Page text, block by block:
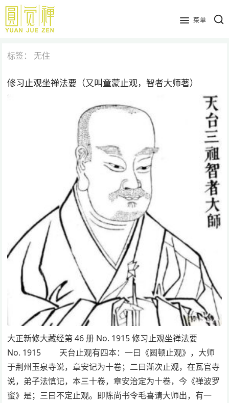
跳
主
内
菜单
标签： 无住
修习止观坐禅法要（又叫童蒙止观，智者大师著）
大正新修大藏经第 46 册 No. 1915 修习止观坐禅法要
No. 1915 天台止观有四本：一曰《圆顿止观》，大师
于荆州玉泉寺说，章安记为十卷；二曰渐次止观，在瓦官寺
说，弟子法慎记，本三十卷，章安治定为十卷，今《禅波罗
蜜》是；三曰不定止观。即陈尚书令毛喜请大师出，有一